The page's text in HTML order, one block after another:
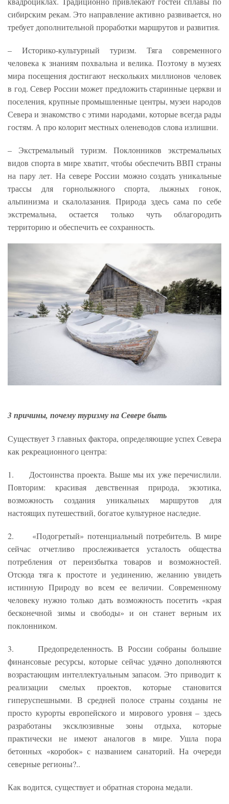
сибирским рекам. Это направление активно развивается, но
требует дополнительной проработки маршрутов и развития.
– Историко-культурный туризм. Тяга современного
человека к знаниям похвальна и велика. Поэтому в музеях
мира посещения достигают нескольких миллионов человек
в год. Север России может предложить старинные церкви и
поселения, крупные промышленные центры, музеи народов
Севера и знакомство с этими народами, которые всегда рады
гостям. А про колорит местных оленеводов слова излишни.
– Экстремальный туризм. Поклонников экстремальных
видов спорта в мире хватит, чтобы обеспечить ВВП страны
на пару лет. На севере России можно создать уникальные
трассы для горнолыжного спорта, лыжных гонок,
альпинизма и скалолазания. Природа здесь сама по себе
экстремальна, остается только чуть облагородить
территорию и обеспечить ее сохранность.
3 причины, почему туризму на Севере быть
Существует 3 главных фактора, определяющие успех Севера
как рекреационного центра:
1. Достоинства проекта. Выше мы их уже перечислили.
Повторим: красивая девственная природа, экзотика,
возможность создания уникальных маршрутов для
настоящих путешествий, богатое культурное наследие.
2. «Подогретый» потенциальный потребитель. В мире
сейчас отчетливо прослеживается усталость общества
потребления от переизбытка товаров и возможностей.
Отсюда тяга к простоте и уединению, желанию увидеть
истинную Природу во всем ее величии. Современному
человеку нужно только дать возможность посетить «края
бесконечной зимы и свободы» и он станет верным их
поклонником.
3. Предопределенность. В России собраны большие
финансовые ресурсы, которые сейчас удачно дополняются
возрастающим интеллектуальным запасом. Это приводит к
реализации смелых проектов, которые становится
гиперуспешными. В средней полосе страны созданы не
просто курорты европейского и мирового уровня – здесь
разработаны эксклюзивные зоны отдыха, которые
практически не имеют аналогов в мире. Ушла пора
бетонных «коробок» с названием санаторий. На очереди
северные регионы?..
Как водится, существует и обратная сторона медали.